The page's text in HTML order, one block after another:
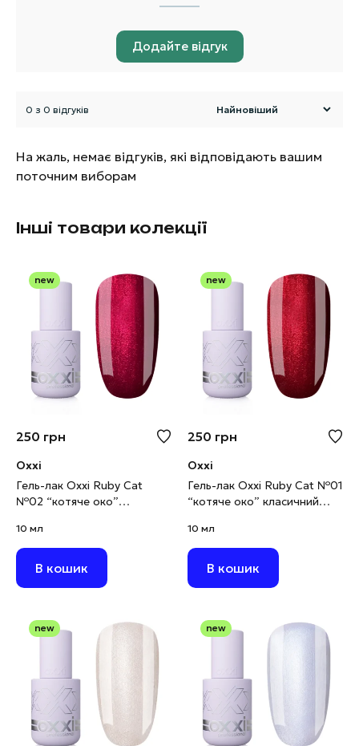
Додайте відгук
0 з 0 відгуків
На жаль, немає відгуків, які відповідають вашим
поточним виборам
Інші товари колекції
new
250 грн
Oxxi
Гель-лак Oxxi Ruby Cat
№02 “котяче око”
10 мл
В кошик
new
250 грн
Oxxi
Гель-лак Oxxi Ruby Cat №01
“котяче око” класичний
10 мл
В кошик
new new